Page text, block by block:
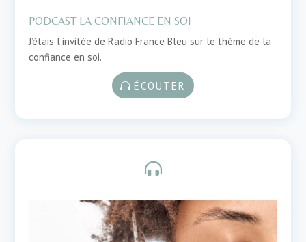
PODCAST LA CONFIANCE EN SOI
J’étais l’invitée de Radio France Bleu sur le thème de la
confiance en soi.
ÉCOUTER
